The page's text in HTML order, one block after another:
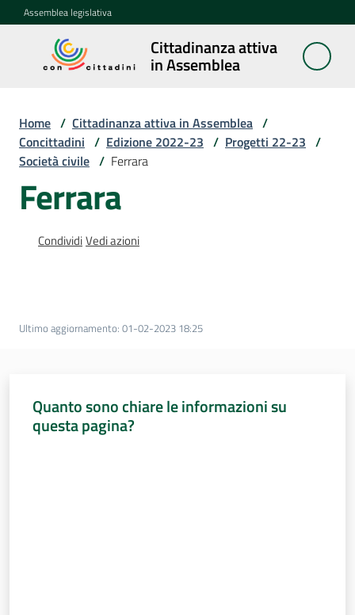
Vai al contenuto
Vai alla navigazione
Vai al footer
Assemblea legislativa
Cittadinanza attiva
in Assemblea
Cittadinanza
attiva in
Concittadini
Porte
itineranti
memoria
Home / Cittadinanza attiva in Assemblea /
Concittadini / Edizione 2022-23 / Progetti 22-23 /
Società civile / Ferrara
Ferrara
CondividiVedi azioni
Ultimo aggiornamento: 01-02-2023 18:25
Quanto sono chiare le informazioni su
questa pagina?